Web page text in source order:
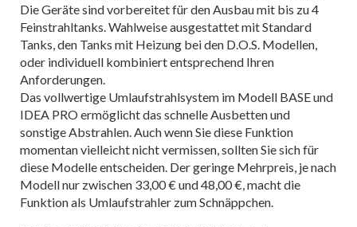
Die Geräte sind vorbereitet für den Ausbau mit bis zu 4
Feinstrahltanks. Wahlweise ausgestattet mit Standard
Tanks, den Tanks mit Heizung bei den D.O.S. Modellen,
oder individuell kombiniert entsprechend Ihren
Anforderungen.
Das vollwertige Umlaufstrahlsystem im Modell BASE und
IDEA PRO ermöglicht das schnelle Ausbetten und
sonstige Abstrahlen. Auch wenn Sie diese Funktion
momentan vielleicht nicht vermissen, sollten Sie sich für
diese Modelle entscheiden. Der geringe Mehrpreis, je nach
Modell nur zwischen 33,00 € und 48,00 €, macht die
Funktion als Umlaufstrahler zum Schnäppchen.